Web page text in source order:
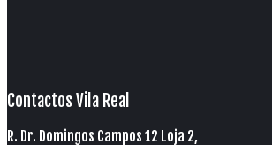
Contactos Vila Real
R. Dr. Domingos Campos 12 Loja 2,